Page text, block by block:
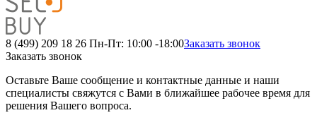
8 (499) 209 18 26 Пн-Пт: 10:00 -18:00Заказать звонок
Заказать звонок
Оставьте Ваше сообщение и контактные данные и наши
специалисты свяжутся с Вами в ближайшее рабочее время для
решения Вашего вопроса.